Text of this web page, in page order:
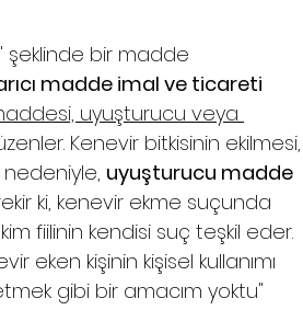
şeklinde bir madde
madde imal ve ticareti
uyuşturucu veya
Kenevir bitkisinin ekilmesi,
uyuşturucu madde
ki, kenevir ekme suçunda
fiilinin kendisi suç teşkil eder.
eken kişinin kişisel kullanımı
gibi bir amacım yoktu"